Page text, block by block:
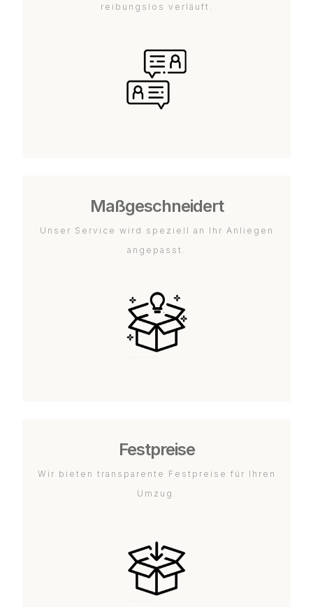
reibungslos verläuft.
Maßgeschneidert
Unser Service wird speziell an Ihr Anliegen
angepasst.
Festpreise
Wir bieten transparente Festpreise für Ihren
Umzug.